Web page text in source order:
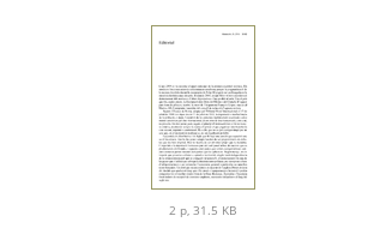
2 p, 31.5 KB